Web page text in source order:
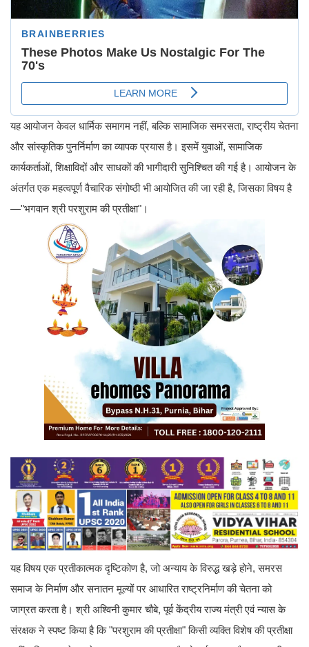
यह आयोजन केवल धार्मिक समागम नहीं, बल्कि सामाजिक समरसता, राष्ट्रीय चेतना
और सांस्कृतिक पुनर्निर्माण का व्यापक प्रयास है। इसमें युवाओं, सामाजिक
कार्यकर्ताओं, शिक्षाविदों और साधकों की भागीदारी सुनिश्चित की गई है। आयोजन के
अंतर्गत एक महत्वपूर्ण वैचारिक संगोष्ठी भी आयोजित की जा रही है, जिसका विषय है
—"भगवान श्री परशुराम की प्रतीक्षा"।
यह विषय एक प्रतीकात्मक दृष्टिकोण है, जो अन्याय के विरुद्ध खड़े होने, समरस
समाज के निर्माण और सनातन मूल्यों पर आधारित राष्ट्रनिर्माण की चेतना को
जाग्रत करता है। श्री अश्विनी कुमार चौबे, पूर्व केंद्रीय राज्य मंत्री एवं न्यास के
संरक्षक ने स्पष्ट किया है कि "परशुराम की प्रतीक्षा" किसी व्यक्ति विशेष की प्रतीक्षा